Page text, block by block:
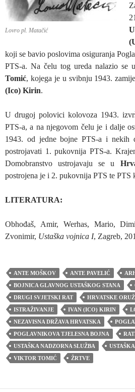
Lovro pl. Matačić
koji se bavio poslovima osiguranja
PTS-a. Na čelu tog ureda nalazio se
Tomić, kojega je u svibnju 1943.
(Ico) Kirin.
U drugoj polovici kolovoza 1943.
PTS-a, a na njegovom čelu je i dalje
1943. od jedne bojne PTS-a i nekih
postrojavati 1. pukovnija PTS-a.
Domobranstvo ustrojavaju se u
postrojena je i 2. pukovnija PTS te PTS
LITERATURA:
Obhođaš, Amir, Werhas, Mario,
Zvonimir, Ustaška vojnica I, Zagreb,
ANTE MOŠKOV ANTE PAVELIĆ
BOJNICA GLAVNOG USTAŠKOG STANA
DRUGI SVJETSKI RAT
HRVATSKE
ISTRAŽIVANJE
IVAN (ICO) KIRIN
NEZAVISNA DRŽAVA HRVATSKA
POGLAVNIKOVA TJELESNA BOJNA
USTAŠKA NADZORNA SLUŽBA
VIKTOR TOMIĆ
ŽRTVE